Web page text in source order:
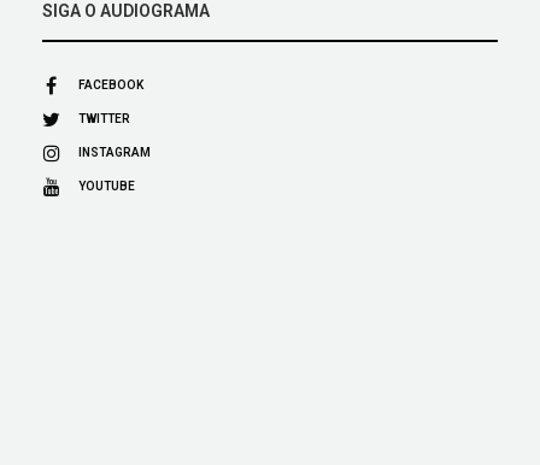
SIGA O AUDIOGRAMA
FACEBOOK
TWITTER
INSTAGRAM
YOUTUBE